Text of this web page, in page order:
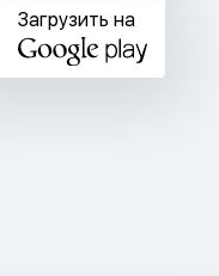
Загрузить на